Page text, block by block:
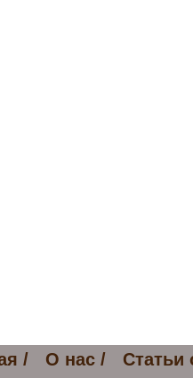
/ О нас / Статьи